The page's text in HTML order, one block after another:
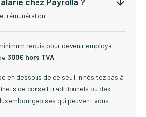
rémunération
requis pour devenir employé
300€ hors TVA.
en dessous de ce seuil, n'hésitez pas à
de conseil traditionnels ou des
qui peuvent vous